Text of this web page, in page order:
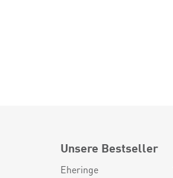
Unsere Bestseller
Eheringe